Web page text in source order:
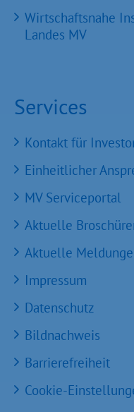
Wirtschaftsnahe
Landes MV
Services
Kontakt für
Einheitlicher
MV Serviceportal
Aktuelle
Aktuelle
Impressum
Datenschutz
Bildnachweis
Barrierefreiheit
Cookie-